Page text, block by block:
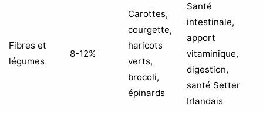
Fibres et
légumes
8-12%
Carottes,
courgette,
haricots
verts,
brocoli,
épinards
Santé
intestinale,
apport
vitaminique,
digestion,
santé Setter
Irlandais